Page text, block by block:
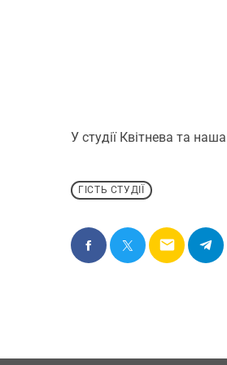
У студії Квітнева та
ГІСТЬ СТУДІЇ
email